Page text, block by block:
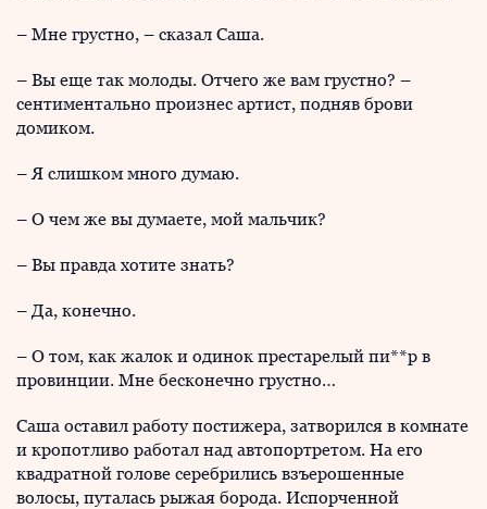
– Мне грустно, – сказал Саша.
– Вы еще так молоды. Отчего же вам грустно? –
сентиментально произнес артист, подняв брови
домиком.
– Я слишком много думаю.
– О чем же вы думаете, мой мальчик?
– Вы правда хотите знать?
– Да, конечно.
– О том, как жалок и одинок престарелый пи**р в
провинции. Мне бесконечно грустно…
Саша оставил работу постижера, затворился в комнате
и кропотливо работал над автопортретом. На его
квадратной голове серебрились взъерошенные
волосы, путалась рыжая борода. Испорченной